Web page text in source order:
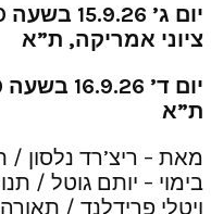
ציוני אמריקה, ת”א
ת”א
מאת – ריצ’רד נלסון /
בימוי – יותם גוטל /
ויטלי פרידלנד /